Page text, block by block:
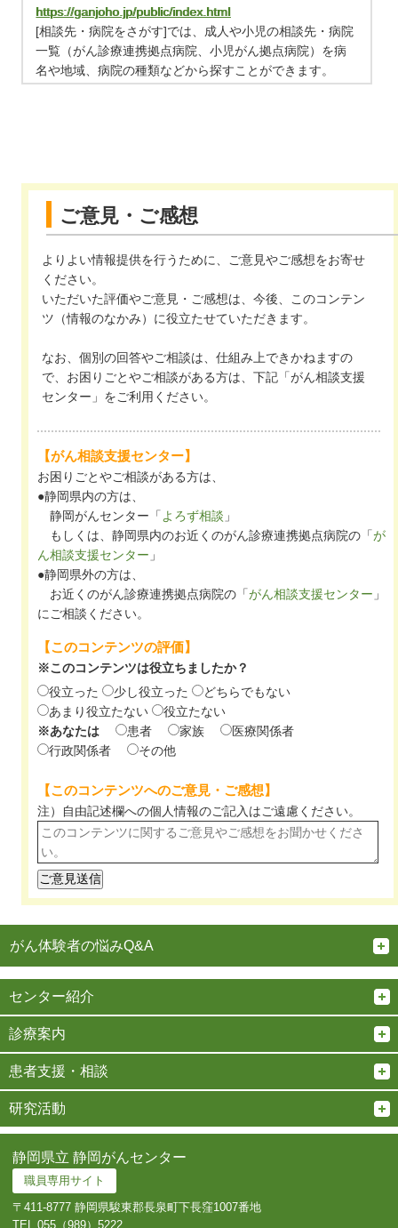
https://ganjoho.jp/public/index.html
[相談先・病院をさがす]では、成人や小児の相談先・病院
一覧（がん診療連携拠点病院、小児がん拠点病院）を病
名や地域、病院の種類などから探すことができます。
ご意見・ご感想
よりよい情報提供を行うために、ご意見やご感想をお寄せ
ください。
いただいた評価やご意見・ご感想は、今後、このコンテン
ツ（情報のなかみ）に役立たせていただきます。
なお、個別の回答やご相談は、仕組み上できかねますの
で、お困りごとやご相談がある方は、下記「がん相談支援
センター」をご利用ください。
【がん相談支援センター】
お困りごとやご相談がある方は、
●静岡県内の方は、
静岡がんセンター「 よろず相談 」
もしくは、静岡県内のお近くのがん診療連携拠点病院の「が
ん相談支援センター 」
●静岡県外の方は、
お近くのがん診療連携拠点病院の「がん相談支援センター 」
にご相談ください。
【このコンテンツの評価】
※このコンテンツは役立ちましたか？
役立った
少し役立った
どちらでもない
あまり役立たない
役立たない
※あなたは
患者 家族
医療関係者
行政関係者
その他
【このコンテンツへのご意見・ご感想】
注）自由記述欄への個人情報のご記入はご遠慮ください。
がん体験者の悩みQ&A
センター紹介
診療案内
患者支援・相談
研究活動
静岡県立 静岡がんセンター
職員専用サイト
〒411-8777 静岡県駿東郡長泉町下長窪1007番地
TEL. 055（989）5222